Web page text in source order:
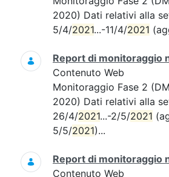
2020) Dati relativi alla
5/4/2021...-11/4/2021
Report di monitoraggio
Contenuto Web
Monitoraggio Fase 2
2020) Dati relativi alla
26/4/2021...-2/5/2021
5/5/2021)...
Report di monitoraggio
Contenuto Web